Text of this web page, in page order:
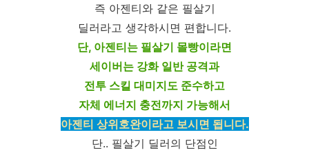
즉 아젠티와 같은 필살기
딜러라고 생각하시면 편합니다.
단, 아젠티는 필살기 몰빵이라면
세이버는 강화 일반 공격과
전투 스킬 대미지도 준수하고
자체 에너지 충전까지 가능해서
아젠티 상위호완이라고 보시면 됩니다.
단.. 필살기 딜러의 단점인